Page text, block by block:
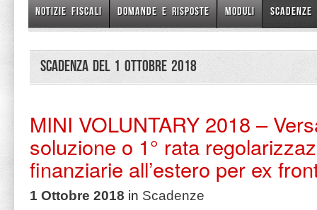
NOTIZIE FISCALI DOMANDE E RISPOSTE MODULI SCADENZE
Scadenza del 1 Ottobre 2018
MINI VOLUNTARY 2018 –
soluzione o 1° rata
finanziarie all’estero per ex
1 Ottobre 2018 in Scadenze